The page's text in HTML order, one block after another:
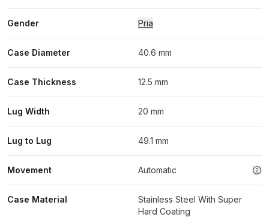
Gender Pria
Case Diameter 40.6 mm
Case Thickness 12.5 mm
Lug Width 20 mm
Lug to Lug 49.1 mm
Movement Automatic
Case Material
Stainless Steel With Super
Hard Coating